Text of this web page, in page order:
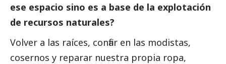
ese espacio sino es a base de la explotación
de recursos naturales?
Volver a las raíces, confiar en las modistas,
cosernos y reparar nuestra propia ropa,